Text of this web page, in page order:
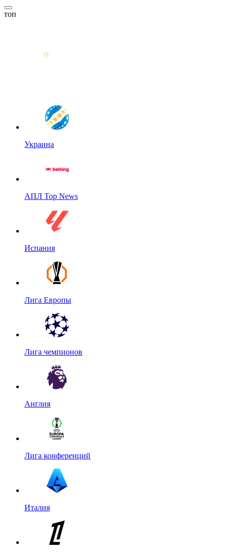
топ
Украина
АПЛ Top News
Испания
Лига Европы
Лига чемпионов
Англия
Лига конференций
Италия